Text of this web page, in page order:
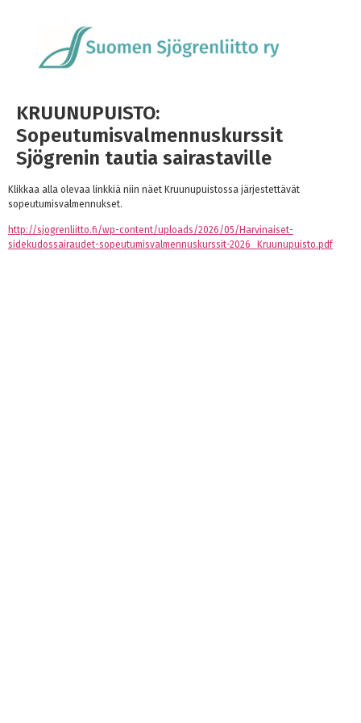
KRUUNUPUISTO:
Sopeutumisvalmennuskurssit
Sjögrenin tautia sairastaville
Klikkaa alla olevaa linkkiä niin näet Kruunupuistossa järjestettävät
sopeutumisvalmennukset.
http://sjogrenliitto.fi/wp-content/uploads/2026/05/Harvinaiset-
sidekudossairaudet-sopeutumisvalmennuskurssit-2026_Kruunupuisto.pdf